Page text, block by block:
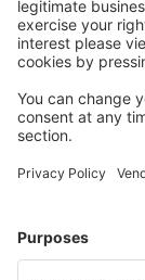
Wählen Sie
Meist
Hotels in Florenz